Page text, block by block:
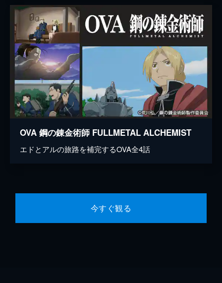
OVA 鋼の錬金術師 FULLMETAL ALCHEMIST
エドとアルの旅路を補完するOVA全4話
今すぐ観る